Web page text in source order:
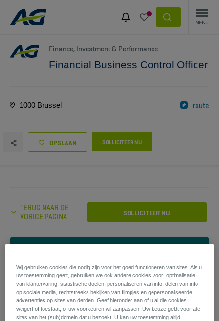
Finance, Investment & Performance
Financial Business Control Officer
OPSLAAN SOLLICITEER NU
1000 Brussel route
Michael Banneel
Recruiter
TERUG NAAR DE
VORIGE PAGINA
SOLLICITEER NU
Wij gebruiken cookies die nodig zijn voor het goed functioneren van sites. Als u
uw toestemming geeft, gebruiken we ook andere cookies voor: optimalisatie
van klantervaring, statistische doelen, personaliseren van info, delen van info
op sociale media, rechtstreeks bekijken van filmpjes en gepersonaliseerde
advertenties op sites van derden. Geef hieronder aan of u al die cookies
weigert of toestaat, of uw voorkeuren wil aanpassen. Uw keuze geldt voor alle
sites van het (sub)domein dat u bezoekt. U kan uw toestemming altijd